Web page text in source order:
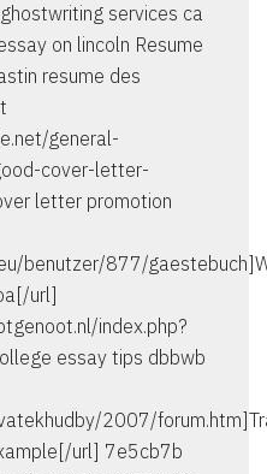
services ca
on lincoln Resume
resume des
general-
cover-letter-
letter promotion
benutzer/877/
url]
index.php?
essay tips dbbwb
2007/
url] 7e5cb7b